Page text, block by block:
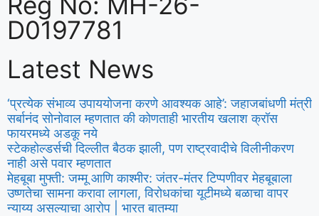
D0197781
Latest News
‘प्रत्येक संभाव्य उपाययोजना करणे आवश्यक आहे’: जहाजबांधणी मंत्री
सर्बानंद सोनोवाल म्हणतात की कोणताही भारतीय खलाश क्रॉस
फायरमध्ये अडकू नये
स्टेकहोल्डर्सची दिल्लीत बैठक झाली, पण राष्ट्रवादीचे विलीनीकरण
नाही असे पवार म्हणतात
मेहबूबा मुफ्ती: जम्मू आणि काश्मीर: जंतर-मंतर टिप्पणीवर मेहबूबाला
उष्णतेचा सामना करावा लागला, विरोधकांचा यूटीमध्ये बळाचा वापर
न्याय्य असल्याचा आरोप | भारत बातम्या